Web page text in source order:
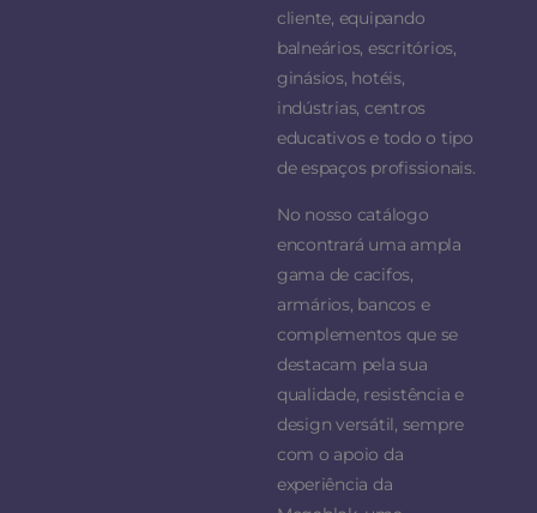
cliente, equipando
balneários, escritórios,
ginásios, hotéis,
indústrias, centros
educativos e todo o tipo
de espaços profissionais.
No nosso catálogo
encontrará uma ampla
gama de cacifos,
armários, bancos e
complementos que se
destacam pela sua
qualidade, resistência e
design versátil, sempre
com o apoio da
experiência da